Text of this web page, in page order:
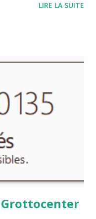
historiques diverses,
ainsi que
LIRE LA SUITE
Grottocenter